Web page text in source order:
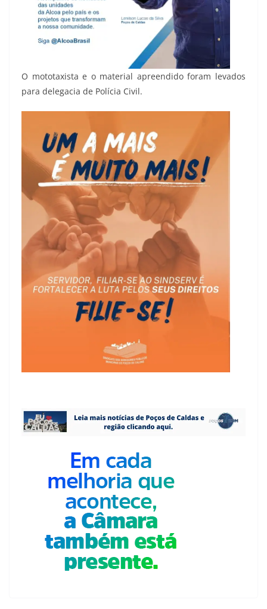
O mototaxista e o material apreendido foram levados
para delegacia de Polícia Civil.